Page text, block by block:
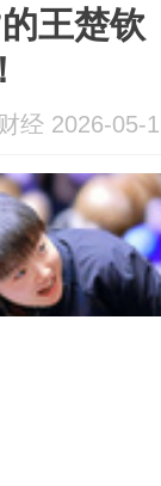
王楚钦
经 2026-05-